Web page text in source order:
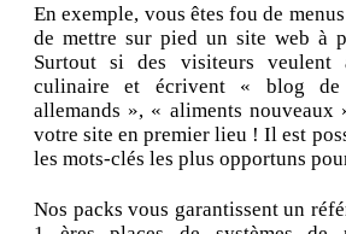
En exemple, vous êtes fou de
de mettre sur pied un site web à
Surtout si des visiteurs veulent
culinaire et écrivent « blog
allemands », « aliments
votre site en premier lieu ! Il est
les mots-clés les plus opportuns
Nos packs vous garantissent un